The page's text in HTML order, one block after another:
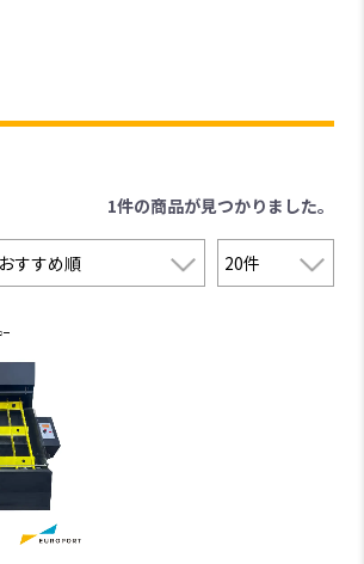
1件の商品が見つかりました。